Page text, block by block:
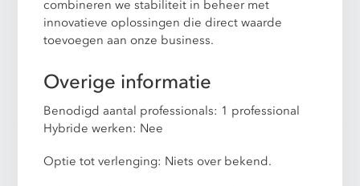
combineren we stabiliteit in beheer met
innovatieve oplossingen die direct waarde
toevoegen aan onze business.
Overige informatie
Benodigd aantal professionals: 1 professional
Hybride werken: Nee
Optie tot verlenging: Niets over bekend.